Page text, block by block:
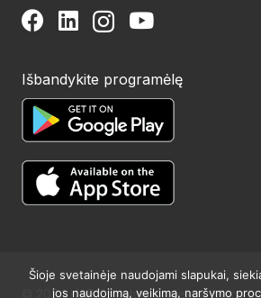
Išbandykite programėlę
© 2024 UAB Structum projektai. Visos
Šioje svetainėje naudojami slapukai,
jos naudojimą, veikimą, naršymo